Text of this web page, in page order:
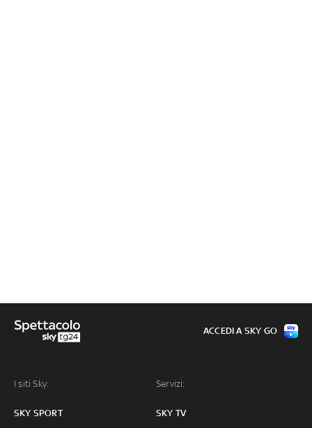
I siti Sky:
SKY SPORT
Servizi:
SKY TV
ACCEDI A SKY GO